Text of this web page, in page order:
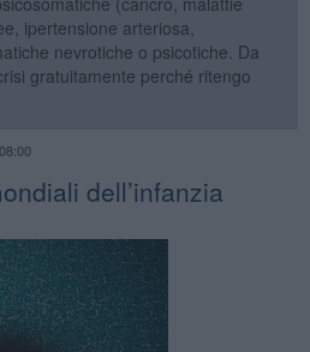
ipertensione arteriosa,
nevrotiche o psicotiche. Da
gratuitamente perché ritengo
dell’infanzia